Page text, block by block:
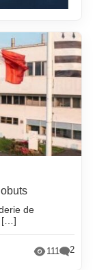
de
[…]
111 2